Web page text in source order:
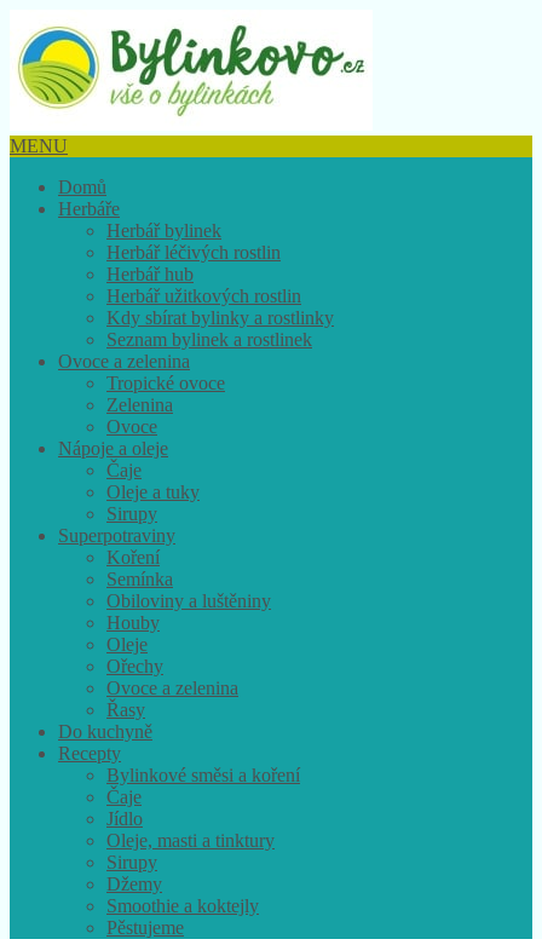
MENU
Domů
Herbáře
Herbář bylinek
Herbář léčivých rostlin
Herbář hub
Herbář užitkových rostlin
Kdy sbírat bylinky a rostlinky
Seznam bylinek a rostlinek
Ovoce a zelenina
Tropické ovoce
Zelenina
Ovoce
Nápoje a oleje
Čaje
Oleje a tuky
Sirupy
Superpotraviny
Koření
Semínka
Obiloviny a luštěniny
Houby
Oleje
Ořechy
Ovoce a zelenina
Řasy
Do kuchyně
Recepty
Bylinkové směsi a koření
Čaje
Jídlo
Oleje, masti a tinktury
Sirupy
Džemy
Smoothie a koktejly
Pěstujeme